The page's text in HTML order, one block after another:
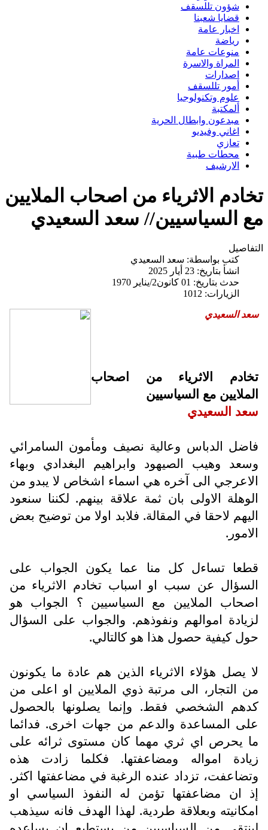
شؤون تللسقف
قضايا شعبنا
اخبار عامة
رياضة
منوعات عامة
المراة والاسرة
اصدارات
أمور تللسقف
علوم وتكنولوجيا
ألمكتبة
مبدعون وابطال الحرية
اغاني وفيديو
تعازي
محطات طبية
الارشيف
تخادم الاثرياء من اصحاب الملايين
مع السياسيين// سعد السعيدي
التفاصيل
كتب بواسطة: سعد السعيدي
انشأ بتاريخ: 23 أيار 2025
حدث بتاريخ: 01 كانون2/يناير 1970
الزيارات: 1012
سعد السعيدي
تخادم الاثرياء من اصحاب
الملايين مع السياسيين
سعد السعيدي
فاضل الدباس وعالية نصيف ومأمون السامرائي
وسعد وهيب الصيهود وابراهيم البغدادي وبهاء
الاعرجي الى آخره هي اسماء اشخاص لا يبدو من
الوهلة الاولى بان ثمة علاقة بينهم. لكننا سنعود
اليهم لاحقا في المقالة. فلابد اولا من توضيح بعض
الامور.
قطعا تساءل كل منا عما يكون الجواب على
السؤال عن سبب او اسباب تخادم الاثرياء من
اصحاب الملايين مع السياسيين ؟ الجواب هو
لزيادة اموالهم ونفوذهم. والجواب على السؤال
حول كيفية حصول هذا هو كالتالي.
لا يصل هؤلاء الاثرياء الذين هم عادة ما يكونون
من التجار، الى مرتبة ذوي الملايين او اعلى من
كدهم الشخصي فقط. وإنما يصلونها بالحصول
على المساعدة والدعم من جهات اخرى. فدائما
ما يحرص اي ثري مهما كان مستوى ثرائه على
زيادة امواله ومضاعفتها. فكلما زادت هذه
وتضاعفت، تزداد عنده الرغبة في مضاعفتها اكثر.
إذ ان مضاعفتها تؤمن له النفوذ السياسي او
امكانيته وبعلاقة طردية. لهذا الهدف فانه سيذهب